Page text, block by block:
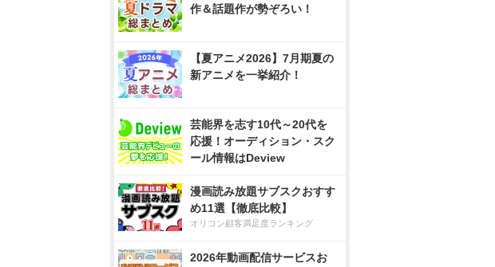
作＆話題作が勢ぞろい！
【夏アニメ2026】7月期夏の
新アニメを一挙紹介！
芸能界を志す10代～20代を
応援！オーディション・スク
ール情報はDeview
漫画読み放題サブスクおすす
め11選【徹底比較】
オリコン顧客満足度ランキング
2026年動画配信サービスお